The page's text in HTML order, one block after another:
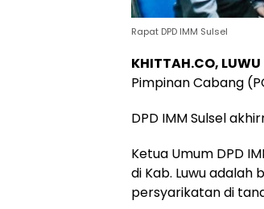
Rapat DPD IMM Sulsel
KHITTAH.CO, LUWU
Pimpinan Cabang
DPD IMM Sulsel
Ketua Umum DPD
di Kab. Luwu adalah
persyarikatan di